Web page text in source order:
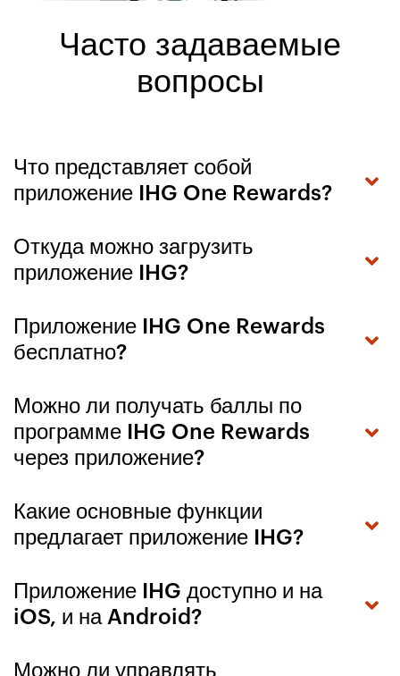
Часто задаваемые
вопросы
Что представляет собой
приложение IHG One Rewards?
Откуда можно загрузить
приложение IHG?
Приложение IHG One Rewards
бесплатно?
Можно ли получать баллы по
программе IHG One Rewards
через приложение?
Какие основные функции
предлагает приложение IHG?
Приложение IHG доступно и на
iOS, и на Android?
Можно ли управлять